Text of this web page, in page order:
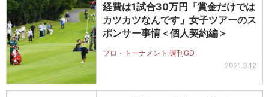
経費は1試合30万円「賞金だけでは
カツカツなんです」女子ツアーのス
ポンサー事情＜個人契約編＞
プロ・トーナメント 週刊GD
2021.3.12